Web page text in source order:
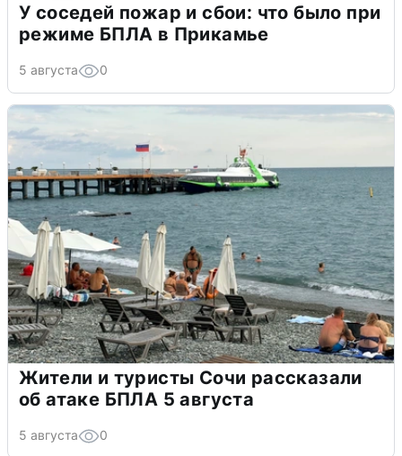
У соседей пожар и сбои: что было при
режиме БПЛА в Прикамье
5 августа 0
Жители и туристы Сочи рассказали
об атаке БПЛА 5 августа
5 августа 0